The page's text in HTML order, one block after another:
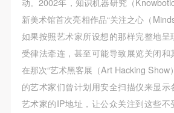
新美术馆首次亮相作品“关注之心（
如果按照艺术家所设想的那样完整地呈
受律法牵连，甚至可能导致展览关闭和
在那次“艺术黑客展（Art Hacking Show
的艺术家们曾计划用安全扫描仪来显示
艺术家的IP地址，让公众关注到这些不
附则
（1）、本协议未尽事宜，经双方
本协议的补充协议，并不得违反相
（2）、本协议自甲乙双方签字（
起生效。
（3）、本协议包括纸质档和电子
份，甲乙双方各执一份，均具有同
附则
（1）、本协议未尽事宜，经双方
本协议的补充协议，并不得违反相
（2）、本协议自甲乙双方签字（
起生效。
（3）、本协议包括纸质档和电子
份，甲乙双方各执一份，均具有同
附则
（1）、本协议未尽事宜，经双方
本协议的补充协议，并不得违反相
（2）、本协议自甲乙双方签字（
起生效。
（3）、本协议包括纸质档和电子
份，甲乙双方各执一份，均具有同